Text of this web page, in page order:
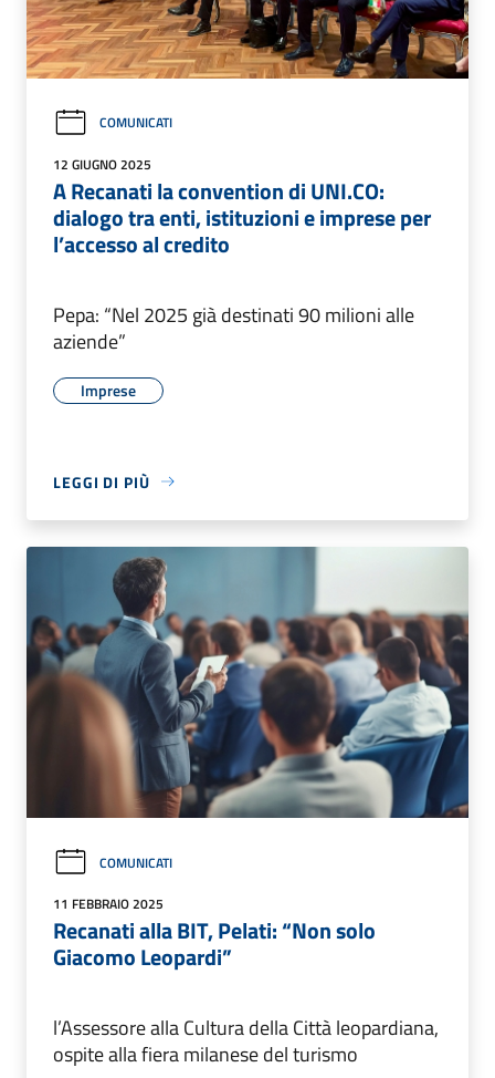
COMUNICATI
12 GIUGNO 2025
A Recanati la convention di UNI.CO:
dialogo tra enti, istituzioni e imprese per
l’accesso al credito
Pepa: “Nel 2025 già destinati 90 milioni alle
aziende”
Imprese
LEGGI DI PIÙ
COMUNICATI
11 FEBBRAIO 2025
Recanati alla BIT, Pelati: “Non solo
Giacomo Leopardi”
l’Assessore alla Cultura della Città leopardiana,
ospite alla fiera milanese del turismo